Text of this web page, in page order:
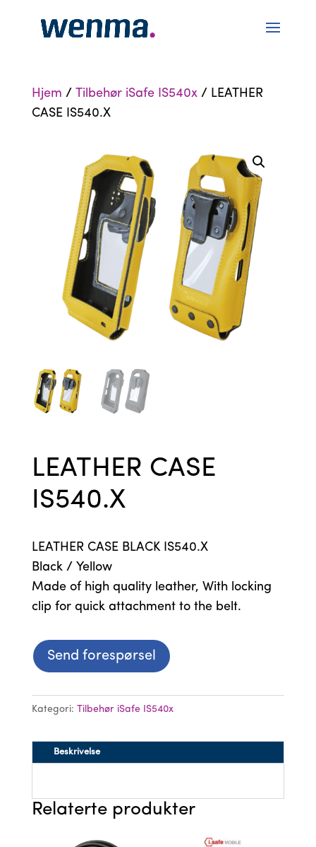
Hjem / Tilbehør iSafe IS540x/ LEATHER
CASE IS540.X
LEATHER CASE
IS540.X
LEATHER CASE BLACK IS540.X
Black / Yellow
Made of high quality leather, With locking
clip for quick attachment to the belt.
Send forespørsel
Kategori: Tilbehør iSafe IS540x
Beskrivelse
Relaterte produkter